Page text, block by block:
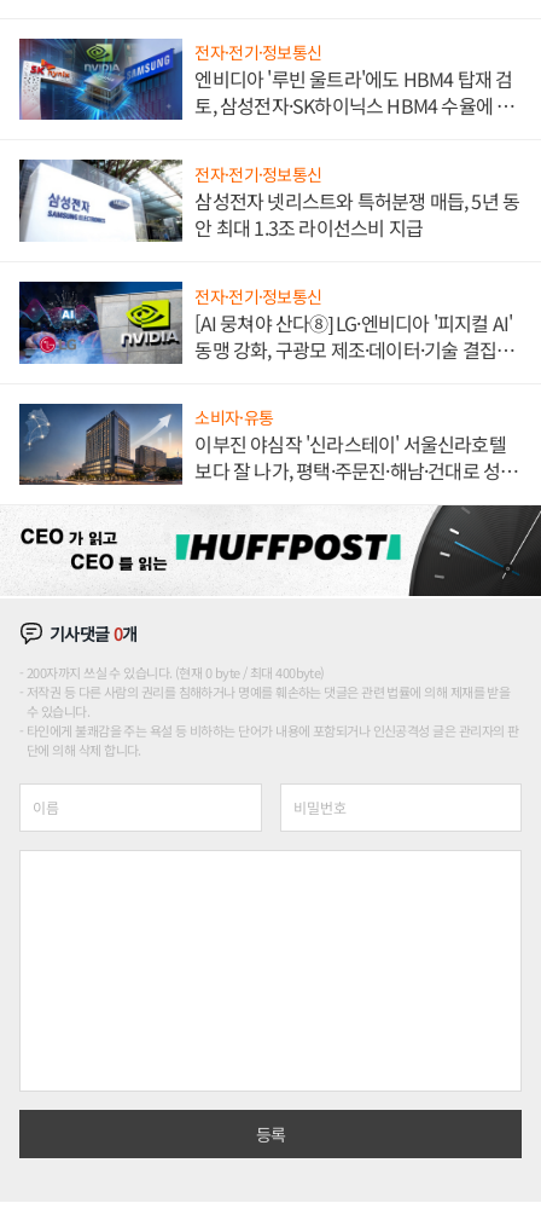
전자·전기·정보통신
엔비디아 '루빈 울트라'에도 HBM4 탑재 검
토, 삼성전자·SK하이닉스 HBM4 수율에 주
전자·전기·정보통신
삼성전자 넷리스트와 특허분쟁 매듭, 5년 동
안 최대 1.3조 라이선스비 지급
전자·전기·정보통신
[AI 뭉쳐야 산다⑧] LG·엔비디아 '피지컬 AI'
동맹 강화, 구광모 제조·데이터·기술 결집
소비자·유통
이부진 야심작 '신라스테이' 서울신라호텔
보다 잘 나가, 평택·주문진·해남·건대로 성
기사댓글0개
200자까지 쓰실 수 있습니다. (현재 0 byte / 최대 400byte)
저작권 등 다른 사람의 권리를 침해하거나 명예를 훼손하는 댓글은 관련 법률에 의해 제재를 받을
수 있습니다.
타인에게 불쾌감을 주는 욕설 등 비하하는 단어가 내용에 포함되거나 인신공격성 글은 관리자의 판
단에 의해 삭제 합니다.